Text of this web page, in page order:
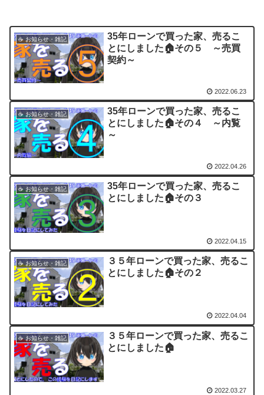
☕ お知らせ・雑記
35年ローンで買った家、売るこ
とにしました🏠その５ ～売買
契約～
2022.06.23
☕ お知らせ・雑記
35年ローンで買った家、売るこ
とにしました🏠その４ ～内覧
～
2022.04.26
☕ お知らせ・雑記
35年ローンで買った家、売るこ
とにしました🏠その３
2022.04.15
☕ お知らせ・雑記
３５年ローンで買った家、売るこ
とにしました🏠その２
2022.04.04
☕ お知らせ・雑記
３５年ローンで買った家、売るこ
とにしました🏠
2022.03.27